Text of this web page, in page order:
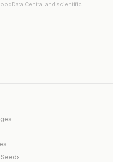
Central and scientific